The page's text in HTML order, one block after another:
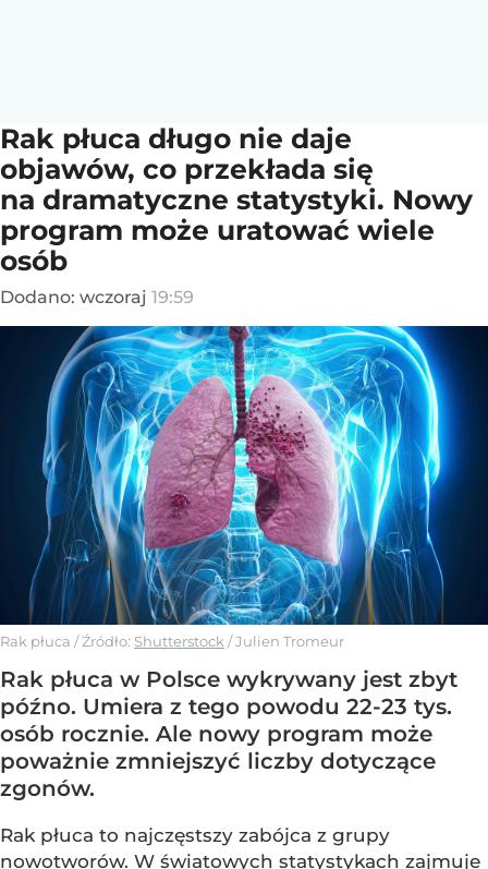
Rak płuca długo nie daje
objawów, co przekłada się
na dramatyczne statystyki. Nowy
program może uratować wiele
osób
Dodano: wczoraj 19:59
Rak płuca / Źródło: Shutterstock/Julien Tromeur
Rak płuca w Polsce wykrywany jest zbyt
późno. Umiera z tego powodu 22-23 tys.
osób rocznie. Ale nowy program może
poważnie zmniejszyć liczby dotyczące
zgonów.
Rak płuca to najczęstszy zabójca z grupy
nowotworów. W światowych statystykach zajmuje